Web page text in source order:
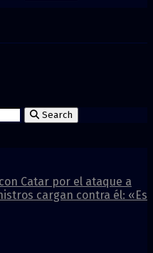
Search
Catar por el ataque a
cargan contra él: «Es